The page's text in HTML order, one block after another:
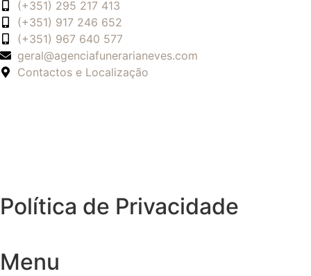
(+351) 295 217 413
(+351) 917 246 652
(+351) 967 640 577
geral@agenciafunerarianeves.com
Contactos e Localização
Política de Privacidade
Menu